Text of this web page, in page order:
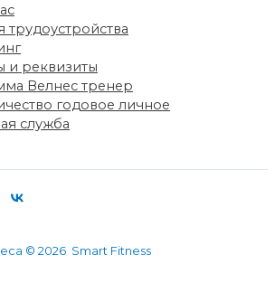
трудоустройства
и реквизиты
Велнес тренер
годовое личное
служба
© 2026 Smart Fitness